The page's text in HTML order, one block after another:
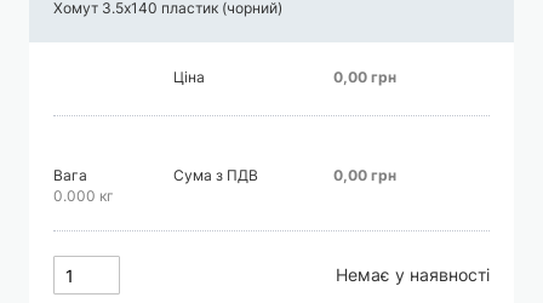
Хомут 3.5х140 пластик (чорний)
Ціна 0,00 грн
Вага
0.000 кг
Сума з ПДВ 0,00 грн
Немає у наявності